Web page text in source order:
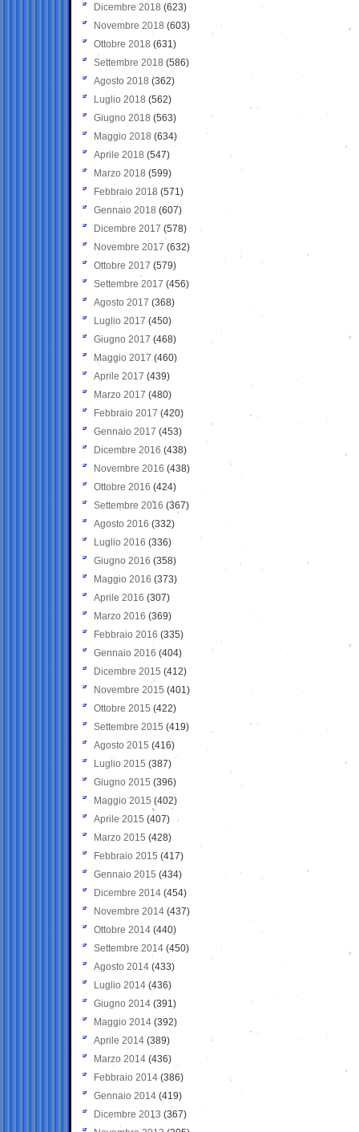
Dicembre 2018 (623)
Novembre 2018 (603)
Ottobre 2018 (631)
Settembre 2018 (586)
Agosto 2018 (362)
Luglio 2018 (562)
Giugno 2018 (563)
Maggio 2018 (634)
Aprile 2018 (547)
Marzo 2018 (599)
Febbraio 2018 (571)
Gennaio 2018 (607)
Dicembre 2017 (578)
Novembre 2017 (632)
Ottobre 2017 (579)
Settembre 2017 (456)
Agosto 2017 (368)
Luglio 2017 (450)
Giugno 2017 (468)
Maggio 2017 (460)
Aprile 2017 (439)
Marzo 2017 (480)
Febbraio 2017 (420)
Gennaio 2017 (453)
Dicembre 2016 (438)
Novembre 2016 (438)
Ottobre 2016 (424)
Settembre 2016 (367)
Agosto 2016 (332)
Luglio 2016 (336)
Giugno 2016 (358)
Maggio 2016 (373)
Aprile 2016 (307)
Marzo 2016 (369)
Febbraio 2016 (335)
Gennaio 2016 (404)
Dicembre 2015 (412)
Novembre 2015 (401)
Ottobre 2015 (422)
Settembre 2015 (419)
Agosto 2015 (416)
Luglio 2015 (387)
Giugno 2015 (396)
Maggio 2015 (402)
Aprile 2015 (407)
Marzo 2015 (428)
Febbraio 2015 (417)
Gennaio 2015 (434)
Dicembre 2014 (454)
Novembre 2014 (437)
Ottobre 2014 (440)
Settembre 2014 (450)
Agosto 2014 (433)
Luglio 2014 (436)
Giugno 2014 (391)
Maggio 2014 (392)
Aprile 2014 (389)
Marzo 2014 (436)
Febbraio 2014 (386)
Gennaio 2014 (419)
Dicembre 2013 (367)